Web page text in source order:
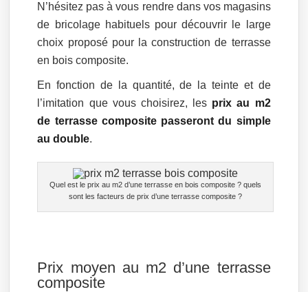
N’hésitez pas à vous rendre dans vos magasins
de bricolage habituels pour découvrir le large
choix proposé pour la construction de terrasse
en bois composite.
En fonction de la quantité, de la teinte et de
l’imitation que vous choisirez, les prix au m2
de terrasse composite passeront du simple
au double.
Quel est le prix au m2 d’une terrasse en bois composite ? quels
sont les facteurs de prix d’une terrasse composite ?
Prix moyen au m2 d’une terrasse
composite